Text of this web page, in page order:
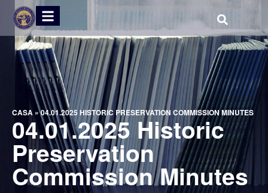
CASA »04.01.2025 HISTORIC PRESERVATION COMMISSION MINUTES
04.01.2025 Historic
Preservation
Commission Minutes